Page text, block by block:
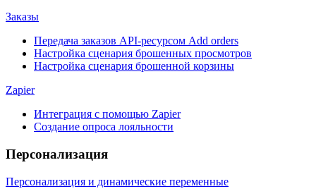
Заказы
Передача заказов API-ресурсом Add orders
Настройка сценария брошенных просмотров
Настройка сценария брошенной корзины
Zapier
Интеграция с помощью Zapier
Создание опроса лояльности
Персонализация
Персонализация и динамические переменные